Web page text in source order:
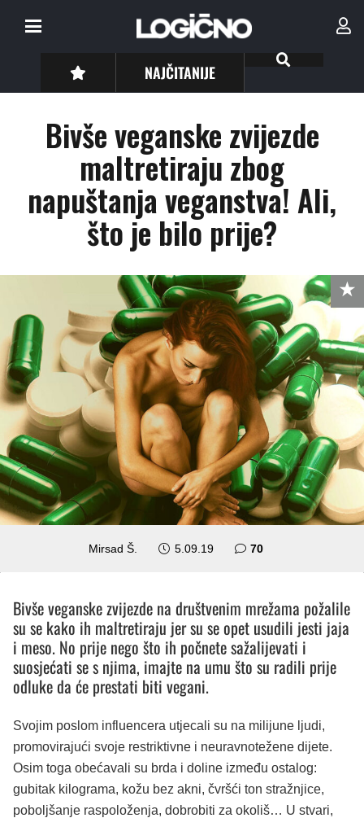
NAJČITANIJE
Bivše veganske zvijezde
maltretiraju zbog
napuštanja veganstva! Ali,
što je bilo prije?
Mirsad Š. 5.09.19 70komentara
Bivše veganske zvijezde na društvenim mrežama požalile
su se kako ih maltretiraju jer su se opet usudili jesti jaja
i meso. No prije nego što ih počnete sažalijevati i
suosjećati se s njima, imajte na umu što su radili prije
odluke da će prestati biti vegani.
Svojim poslom influencera utjecali su na milijune ljudi,
promovirajući svoje restriktivne i neuravnotežene dijete.
Osim toga obećavali su brda i doline između ostalog:
gubitak kilograma, kožu bez akni, čvršći ton stražnjice,
poboljšanje raspoloženja, dobrobiti za okoliš… U stvari,